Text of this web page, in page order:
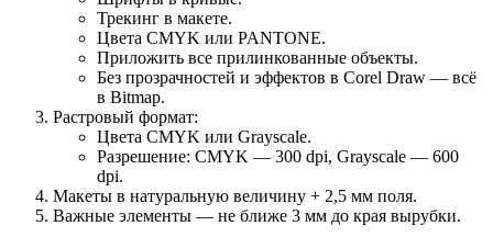
Трекинг в макете.
Цвета CMYK или PANTONE.
Приложить все прилинкованные объекты.
Без прозрачностей и эффектов в Corel Draw — всё
в Bitmap.
Растровый формат:
Цвета CMYK или Grayscale.
Разрешение: CMYK — 300 dpi, Grayscale — 600
dpi.
Макеты в натуральную величину + 2,5 мм поля.
Важные элементы — не ближе 3 мм до края вырубки.